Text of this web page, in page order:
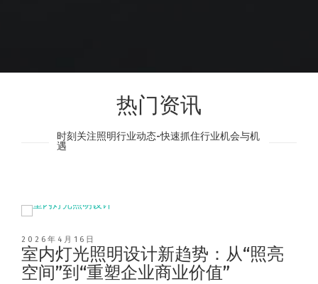
热门资讯
时刻关注照明行业动态-快速抓住行业机会与机
遇
2026年4月16日
室内灯光照明设计新趋势：从“照亮
空间”到“重塑企业商业价值”